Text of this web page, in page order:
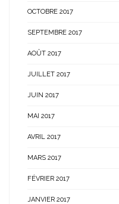
OCTOBRE 2017
SEPTEMBRE 2017
AOÛT 2017
JUILLET 2017
JUIN 2017
MAI 2017
AVRIL 2017
MARS 2017
FÉVRIER 2017
JANVIER 2017